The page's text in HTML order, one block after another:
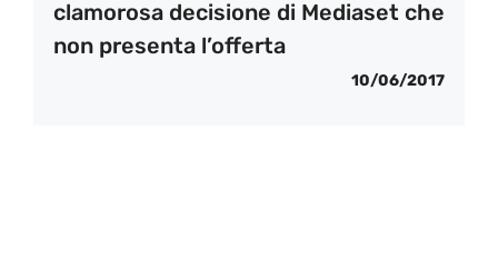
clamorosa decisione di Mediaset che
non presenta l’offerta
10/06/2017